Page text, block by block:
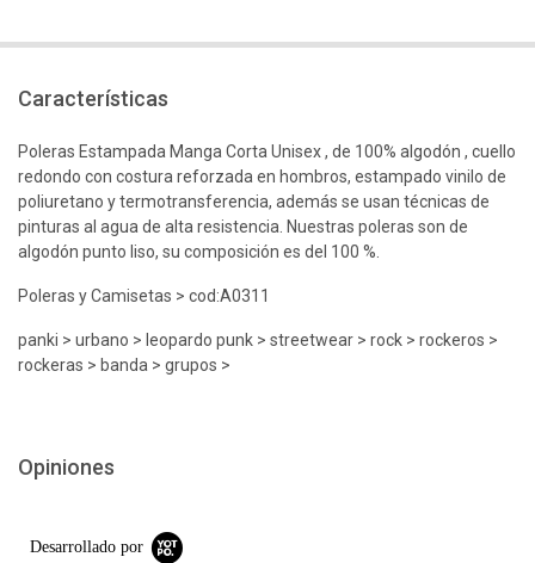
Características
Poleras Estampada Manga Corta Unisex , de 100% algodón , cuello
redondo con costura reforzada en hombros, estampado vinilo de
poliuretano y termotransferencia, además se usan técnicas de
pinturas al agua de alta resistencia. Nuestras poleras son de
algodón punto liso, su composición es del 100 %.
Poleras y Camisetas > cod:A0311
panki > urbano > leopardo punk > streetwear > rock > rockeros >
rockeras > banda > grupos >
Opiniones
Desarrollado por